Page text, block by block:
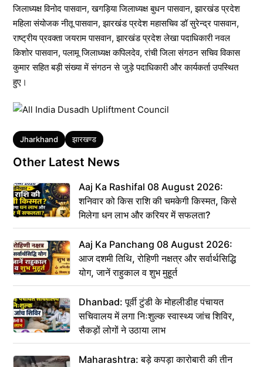
जिलाध्यक्ष विनोद पासवान, खगड़िया जिलाध्यक्ष बुधन पासवान, झारखंड प्रदेश
महिला संयोजक नीतू पासवान, झारखंड प्रदेश महासचिव डॉ सुरेन्द्र पासवान,
राष्ट्रीय प्रवक्ता जयराम पासवान, झारखंड प्रदेश लेखा पदाधिकारी नवल
किशोर पासवान, पलामू जिलाध्यक्ष कपिलदेव, रांची जिला संगठन सचिव विकास
कुमार सहित बड़ी संख्या में संगठन से जुड़े पदाधिकारी और कार्यकर्ता उपस्थित
हुए।
Tags
Jharkhand झारखण्ड
Other Latest News
Aaj Ka Rashifal 08 August 2026:
शनिवार को किस राशि की चमकेगी किस्मत, किसे
मिलेगा धन लाभ और करियर में सफलता?
Aaj Ka Panchang 08 August 2026:
आज दशमी तिथि, रोहिणी नक्षत्र और सर्वार्थसिद्धि
योग, जानें राहुकाल व शुभ मुहूर्त
Dhanbad: पूर्वी टुंडी के मोहलीडीह पंचायत
सचिवालय में लगा निःशुल्क स्वास्थ्य जांच शिविर,
सैकड़ों लोगों ने उठाया लाभ
Maharashtra: बड़े कपड़ा कारोबारी की तीन